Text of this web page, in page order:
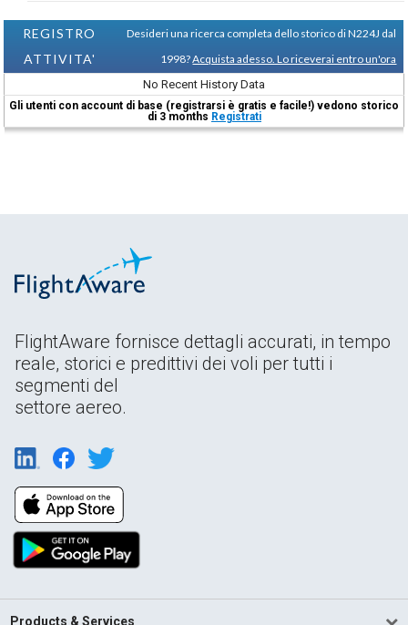
REGISTRO
ATTIVITA'
Desideri una ricerca completa dello storico di N224J dal
1998?Acquista adesso. Lo riceverai entro un'ora
No Recent History Data
Gli utenti con account di base (registrarsi è gratis e facile!) vedono storico
di 3 months Registrati
FlightAware fornisce dettagli accurati, in tempo
reale, storici e predittivi dei voli per tutti i
segmenti del
settore aereo.
Products & Services